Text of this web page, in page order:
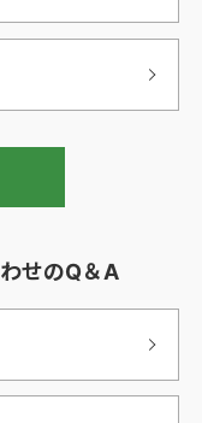
せのQ＆A